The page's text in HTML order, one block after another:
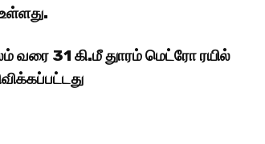
வரை 31 கி.மீ துாரம் மெட்ரோ ரயில்